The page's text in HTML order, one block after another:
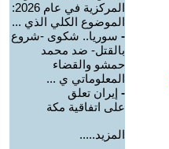
المركزية في عام 2026:
الموضوع الكلي الذي ...
- سوريا.. شكوى -شروع
بالقتل- ضد محمد
حمشو والقضاء
المعلوماتي ي ...
- إيران تعلق
على اتفاقية مكة
المزيد.....